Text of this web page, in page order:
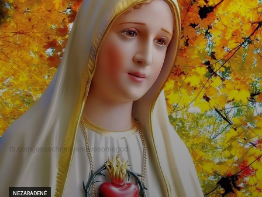
NEZARADENÉ